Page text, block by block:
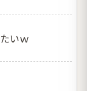
いｗ